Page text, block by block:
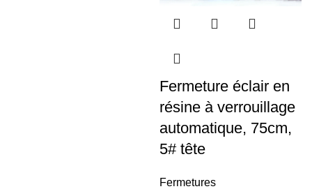
Fermeture éclair en
résine à verrouillage
automatique, 75cm,
5# tête
Fermetures